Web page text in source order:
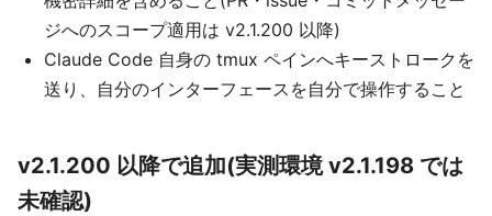
ジへのスコープ適用は v2.1.200 以降)
Claude Code 自身の tmux ペインへキーストロークを
送り、自分のインターフェースを自分で操作すること
v2.1.200 以降で追加(実測環境 v2.1.198 では
未確認)